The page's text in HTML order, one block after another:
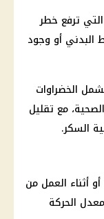
ترفع خطر
البدني أو وجود
الخضراوات
مع تقليل
السكر.
أثناء العمل من
الحركة